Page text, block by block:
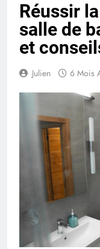
Réussir
salle de
et
Julien 6 Mois